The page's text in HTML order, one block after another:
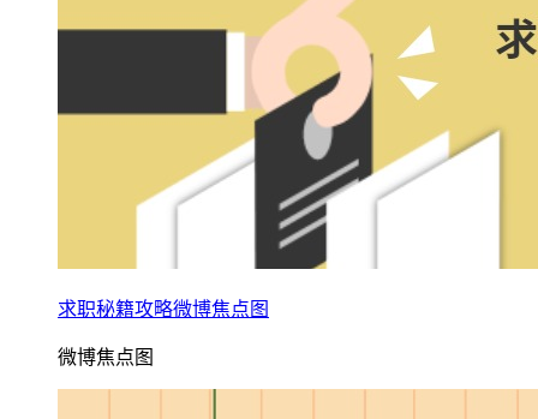
求职秘籍攻略微博焦点图
微博焦点图